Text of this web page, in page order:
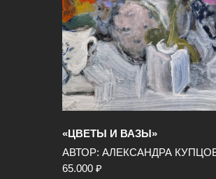
«ЦВЕТЫ И ВАЗЫ»
АВТОР: АЛЕКСАНДРА
65.000 ₽